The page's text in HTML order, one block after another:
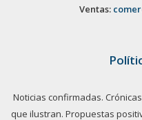
Ventas:
Noticias confirmadas.
que ilustran. Propuestas